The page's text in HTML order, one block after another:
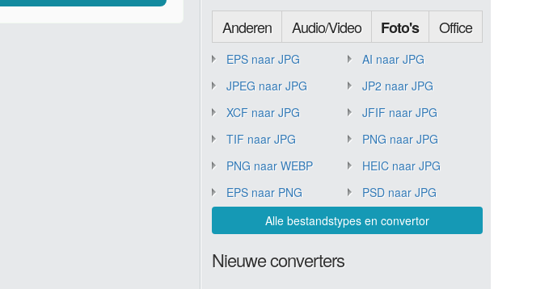
Anderen Audio/Video Foto's Office
EPS naar JPG
AI naar JPG
JPEG naar JPG
JP2 naar JPG
XCF naar JPG
JFIF naar JPG
TIF naar JPG
PNG naar JPG
PNG naar WEBP
HEIC naar JPG
EPS naar PNG
PSD naar JPG
Alle bestandstypes en convertor
Nieuwe converters